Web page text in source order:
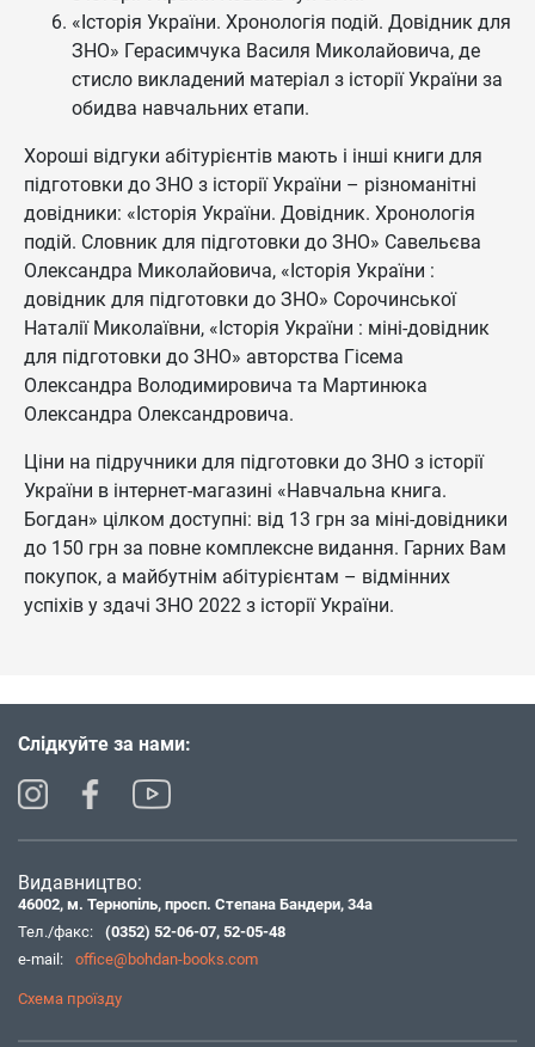
«Історія України. Хронологія подій. Довідник для
ЗНО» Герасимчука Василя Миколайовича, де
стисло викладений матеріал з історії України за
обидва навчальних етапи.
Хороші відгуки абітурієнтів мають і інші книги для
підготовки до ЗНО з історії України – різноманітні
довідники: «Історія України. Довідник. Хронологія
подій. Словник для підготовки до ЗНО» Савельєва
Олександра Миколайовича, «Історія України :
довідник для підготовки до ЗНО» Сорочинської
Наталії Миколаївни, «Історія України : міні-довідник
для підготовки до ЗНО» авторства Гісема
Олександра Володимировича та Мартинюка
Олександра Олександровича.
Ціни на підручники для підготовки до ЗНО з історії
України в інтернет-магазині «Навчальна книга.
Богдан» цілком доступні: від 13 грн за міні-довідники
до 150 грн за повне комплексне видання. Гарних Вам
покупок, а майбутнім абітурієнтам – відмінних
успіхів у здачі ЗНО 2022 з історії України.
Слідкуйте за нами:
Видавництво:
46002, м. Тернопіль, просп. Степана Бандери, 34а
Тел./факс:
(0352) 52-06-07, 52-05-48
e-mail:
office@bohdan-books.com
Схема проїзду